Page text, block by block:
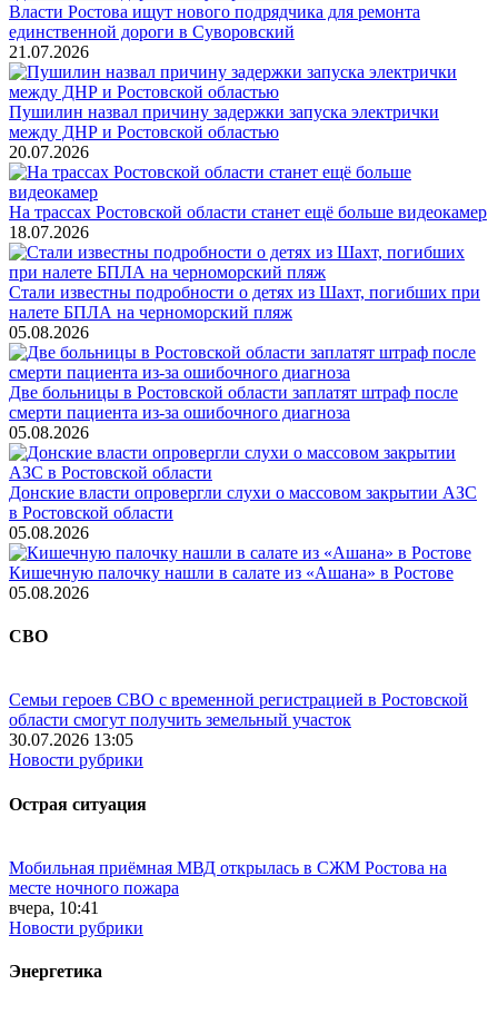
Власти Ростова ищут нового подрядчика для ремонта
единственной дороги в Суворовский
21.07.2026
Пушилин назвал причину задержки запуска электрички
между ДНР и Ростовской областью
20.07.2026
На трассах Ростовской области станет ещё больше видеокамер
18.07.2026
Стали известны подробности о детях из Шахт, погибших при
налете БПЛА на черноморский пляж
05.08.2026
Две больницы в Ростовской области заплатят штраф после
смерти пациента из-за ошибочного диагноза
05.08.2026
Донские власти опровергли слухи о массовом закрытии АЗС
в Ростовской области
05.08.2026
Кишечную палочку нашли в салате из «Ашана» в Ростове
05.08.2026
СВО
Семьи героев СВО с временной регистрацией в Ростовской
области смогут получить земельный участок
30.07.2026 13:05
Новости рубрики
Острая ситуация
Мобильная приёмная МВД открылась в СЖМ Ростова на
месте ночного пожара
вчера, 10:41
Новости рубрики
Энергетика